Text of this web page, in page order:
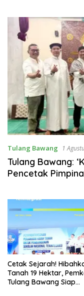
Tulang Bawang 1
Tulang Bawang:
Pencetak
Cetak Sejarah!
Tanah 19 Hektar,
Tulang Bawang Siap